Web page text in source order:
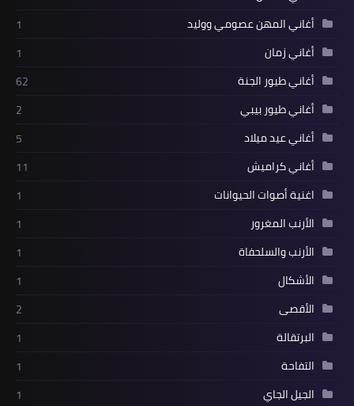
أغاني المهن عصومي ووليد
1
أغاني زمان
1
أغاني طيور الجنة
62
أغاني طيور بيبي
2
أغاني عيد ميلاد
5
أغاني كراميش
11
اغنية أصوات الحيوانات
1
الأرنب المغرور
1
الأرنب والسلحفاة
1
الأشكال
1
الأقصى
2
البرتقالة
1
التفاحة
1
الجيل الجاي
1